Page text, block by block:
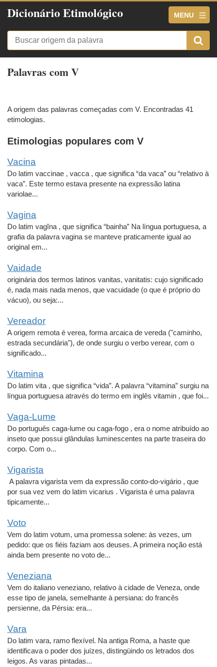
Dicionário Etimológico MENU
Palavras com V
A origem das palavras começadas com V. Encontradas 41
etimologias.
Etimologias populares com V
Vacina
Do latim vaccinae , vacca , que significa “da vaca” ou “relativo à
vaca”. Este termo estava presente na expressão latina
variolae...
Vagina
Do latim vagĭna , que significa “bainha” Na língua portuguesa, a
grafia da palavra vagina se manteve praticamente igual ao
original em...
Vaidade
originária dos termos latinos vanitas, vanitatis: cujo significado
é, nada mais nada menos, que vacuidade (o que é próprio do
vácuo), ou seja:...
Vereador
A origem remota é verea, forma arcaica de vereda ("caminho,
estrada secundária"), de onde surgiu o verbo verear, com o
significado...
Vitamina
Do latim vita , que significa “vida”. A palavra “vitamina” surgiu na
língua portuguesa através do termo em inglês vitamin , que foi...
Vaga-Lume
Do português caga-lume ou caga-fogo , era o nome atribuído ao
inseto que possui glândulas luminescentes na parte traseira do
corpo. Com o...
Vigarista
A palavra vigarista vem da expressão conto-do-vigário , que
por sua vez vem do latim vicarius . Vigarista é uma palavra
tipicamente...
Voto
Vem do latim votum, uma promessa solene: às vezes, um
pedido: que os fiéis faziam aos deuses. A primeira noção está
ainda bem presente no voto de...
Veneziana
Vem do italiano veneziano, relativo à cidade de Veneza, onde
esse tipo de janela, semelhante à persiana: do francês
persienne, da Pérsia: era...
Vara
Do latim vara, ramo flexível. Na antiga Roma, a haste que
identificava o poder dos juízes, distingüindo os letrados dos
leigos. As varas pintadas...